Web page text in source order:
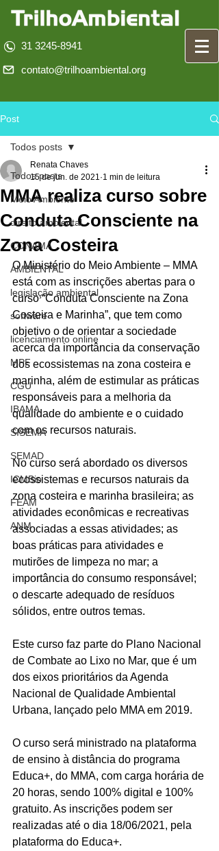
31 3245-8941
contato@trilhoambiental.org
Post
Todos posts
Meio Ambiente
direito ambiental
CONAMA
AMBIENTAL
legislação ambiental
software
licenciamento online
MPF
CGU
IBAMA
SISEMA
SEMAD
ICMBio
FEAM
ANM
Todos posts
MMA realiza curso sobre
Conduta Consciente na
Zona Costeira
Renata Chaves
15 de jun. de 2021 1 min de leitura
O Ministério do Meio Ambiente – MMA
está com as inscrições abertas para o
curso “Conduta Consciente na Zona
Costeira e Marinha”, que tem como
objetivo o de orientar a sociedade
acerca da importância da conservação
dos ecossistemas na zona costeira e
marinha, além de estimular as práticas
responsáveis para a melhoria da
qualidade do ambiente e o cuidado
com os recursos naturais.
No curso será abordado os diversos
ecossistemas e recursos naturais da
zona costeira e marinha brasileira; as
atividades econômicas e recreativas
associadas a essas atividades; as
boas práticas para atividades e
mutirões de limpeza no mar; a
importância do consumo responsável;
o descarte adequado de resíduos
sólidos, entre outros temas.
Este curso faz parte do Plano Nacional
de Combate ao Lixo no Mar, que é um
dos eixos prioritários da Agenda
Nacional de Qualidade Ambiental
Urbana, lançado pelo MMA em 2019.
O curso será ministrado na plataforma
de ensino à distância do programa
Educa+, do MMA, com carga horária de
20 horas, sendo 100% digital e 100%
gratuito. As inscrições podem ser
realizadas até o dia 18/06/2021, pela
plataforma do Educa+.